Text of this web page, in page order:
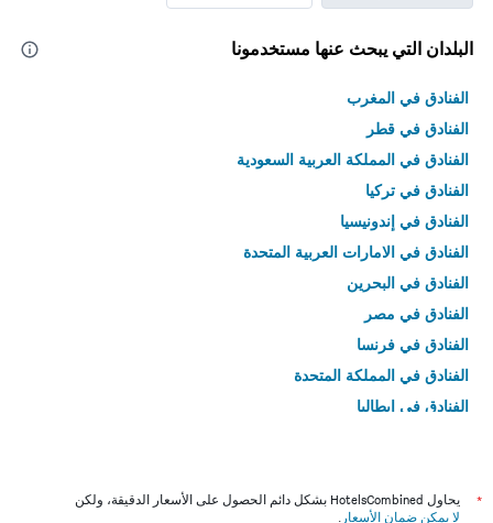
البلدان التي يبحث عنها مستخدمونا
الفنادق في المغرب
الفنادق في قطر
الفنادق في المملكة العربية السعودية
الفنادق في تركيا
الفنادق في إندونيسيا
الفنادق في الامارات العربية المتحدة
الفنادق في البحرين
الفنادق في مصر
الفنادق في فرنسا
الفنادق في المملكة المتحدة
الفنادق في إيطاليا
*
يحاول HotelsCombined بشكل دائم الحصول على الأسعار الدقيقة، ولكن
لا يمكن ضمان الأسعار .